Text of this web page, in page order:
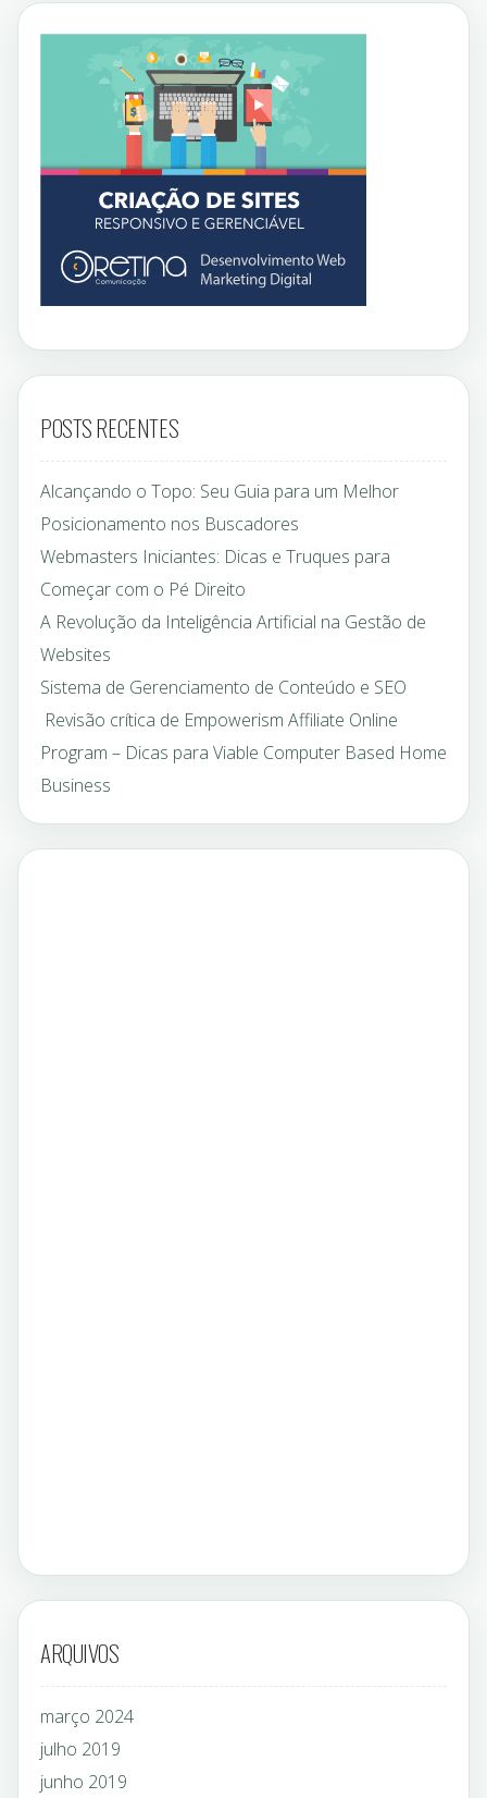
POSTS RECENTES
Alcançando o Topo: Seu Guia para um Melhor
Posicionamento nos Buscadores
Webmasters Iniciantes: Dicas e Truques para
Começar com o Pé Direito
A Revolução da Inteligência Artificial na Gestão de
Websites
Sistema de Gerenciamento de Conteúdo e SEO
Revisão crítica de Empowerism Affiliate Online
Program – Dicas para Viable Computer Based Home
Business
ARQUIVOS
março 2024
julho 2019
junho 2019